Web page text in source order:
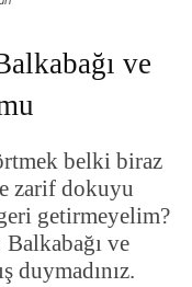
ve
belki biraz
zarif dokuyu
getirmeyelim?
ve
duymadınız.